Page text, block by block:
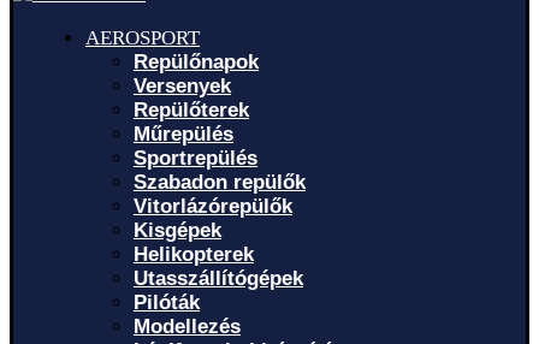
AEROSPORT
Repülőnapok
Versenyek
Repülőterek
Műrepülés
Sportrepülés
Szabadon repülők
Vitorlázórepülők
Kisgépek
Helikopterek
Utasszállítógépek
Pilóták
Modellezés